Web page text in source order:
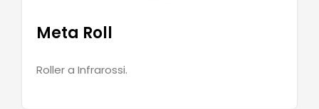
Meta Roll
Roller a Infrarossi.